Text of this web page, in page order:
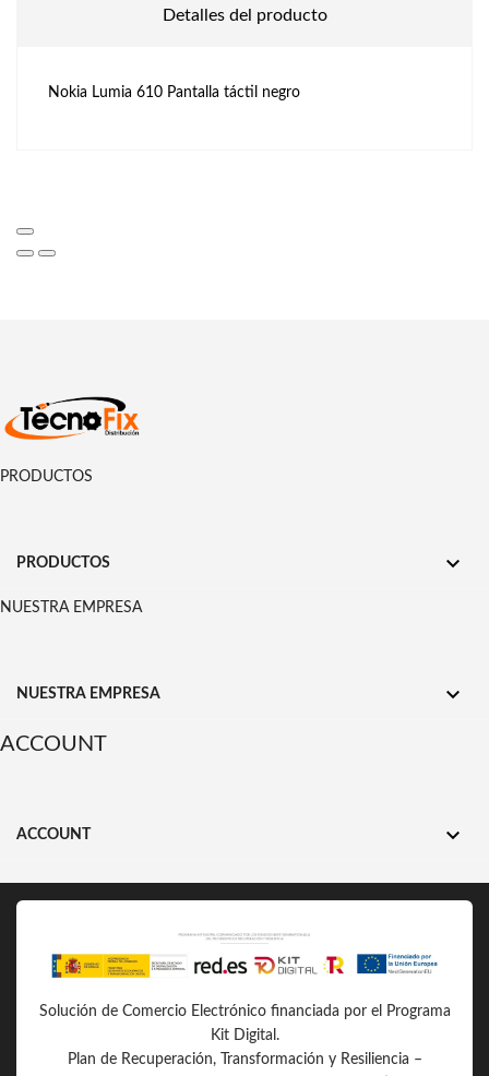
Detalles del producto
Nokia Lumia 610 Pantalla táctil negro
PRODUCTOS
PRODUCTOS 
NUESTRA EMPRESA
NUESTRA EMPRESA 
ACCOUNT
ACCOUNT 
Solución de Comercio Electrónico financiada por el Programa
Kit Digital.
Plan de Recuperación, Transformación y Resiliencia –